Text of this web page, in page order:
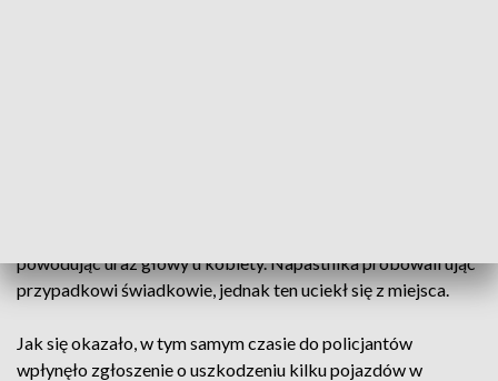
powodując uraz głowy u kobiety. Napastnika próbowali ująć
przypadkowi świadkowie, jednak ten uciekł się z miejsca.
Jak się okazało, w tym samym czasie do policjantów
wpłynęło zgłoszenie o uszkodzeniu kilku pojazdów w